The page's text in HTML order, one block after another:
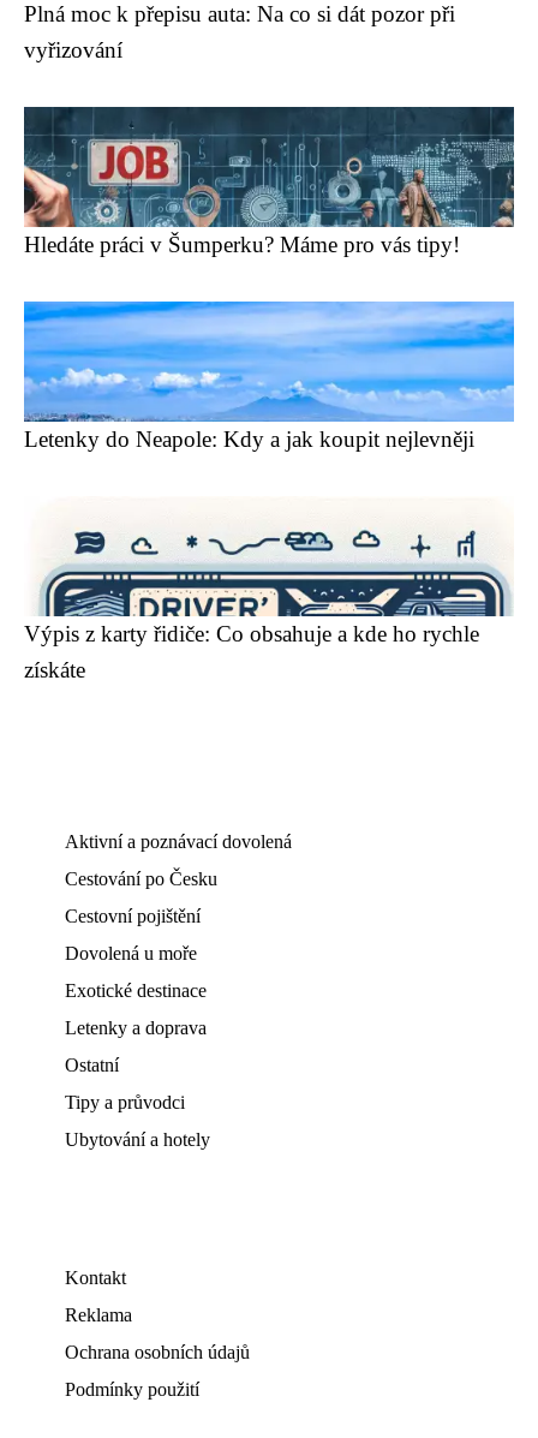
Plná moc k přepisu auta: Na co si dát pozor při
vyřizování
Hledáte práci v Šumperku? Máme pro vás tipy!
Letenky do Neapole: Kdy a jak koupit nejlevněji
Výpis z karty řidiče: Co obsahuje a kde ho rychle
získáte
Aktivní a poznávací dovolená
Cestování po Česku
Cestovní pojištění
Dovolená u moře
Exotické destinace
Letenky a doprava
Ostatní
Tipy a průvodci
Ubytování a hotely
Kontakt
Reklama
Ochrana osobních údajů
Podmínky použití